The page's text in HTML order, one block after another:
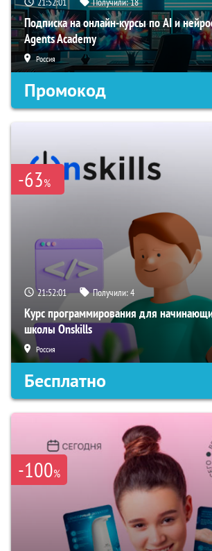
Подписка на онлайн-курсы по AI и
Agents Academy
Россия
Промокод
-63%
21:52:00 Получили:4
Курс программирования для
школы Onskills
Россия
Бесплатно
-100%